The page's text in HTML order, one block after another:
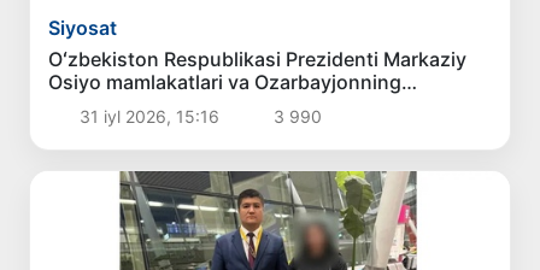
Siyosat
Oʻzbekiston Respublikasi Prezidenti Markaziy
Osiyo mamlakatlari va Ozarbayjonning
mintaqaviy hamkorligini rivojlantirish
istiqbollarini belgilab berdi
31 iyl 2026, 15:16 3 990